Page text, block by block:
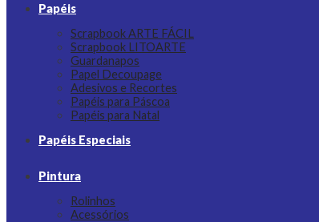
Papéis
Scrapbook ARTE FÁCIL
Scrapbook LITOARTE
Guardanapos
Papel Decoupage
Adesivos e Recortes
Papéis para Páscoa
Papéis para Natal
Papéis Especiais
Pintura
Rolinhos
Acessórios